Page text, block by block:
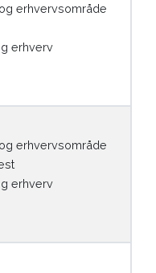
erhvervsområde
erhverv
erhvervsområde
erhverv